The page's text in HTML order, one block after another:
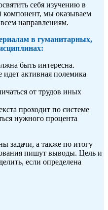
себя изучению в
компонент, мы оказываем
направлениям.
в гуманитарных,
быть интересна.
активная полемика
от трудов иных
проходит по системе
нужного процента
задачи, а также по итогу
пишут выводы. Цель и
если определена